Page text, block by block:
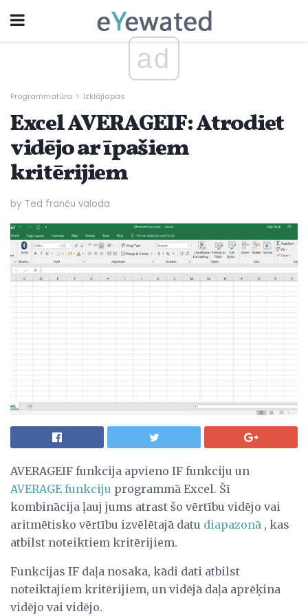
ad
Programmatūra Izklājlapas
Excel AVERAGEIF: Atrodiet
vidējo ar īpašiem
kritērijiem
by Ted franču valoda
AVERAGEIF funkcija apvieno IF funkciju un
AVERAGE funkciju programmā Excel. Šī
kombinācija ļauj jums atrast šo vērtību vidējo vai
aritmētisko vērtību izvēlētajā datu diapazonā , kas
atbilst noteiktiem kritērijiem.
Funkcijas IF daļa nosaka, kādi dati atbilst
noteiktajiem kritērijiem, un vidējā daļa aprēķina
vidējo vai vidējo.